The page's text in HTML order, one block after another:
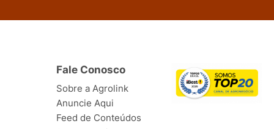
Fale Conosco
Sobre a Agrolink
Anuncie Aqui
Feed de Conteúdos